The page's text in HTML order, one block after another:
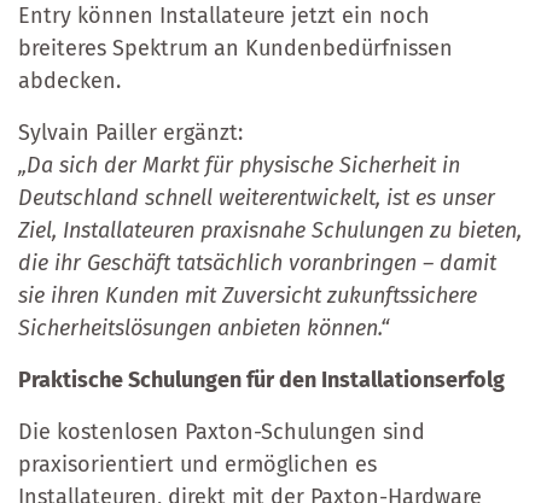
Entry können Installateure jetzt ein noch
breiteres Spektrum an Kundenbedürfnissen
abdecken.
Sylvain Pailler ergänzt:
„Da sich der Markt für physische Sicherheit in
Deutschland schnell weiterentwickelt, ist es unser
Ziel, Installateuren praxisnahe Schulungen zu bieten,
die ihr Geschäft tatsächlich voranbringen – damit
sie ihren Kunden mit Zuversicht zukunftssichere
Sicherheitslösungen anbieten können.“
Praktische Schulungen für den Installationserfolg
Die kostenlosen Paxton-Schulungen sind
praxisorientiert und ermöglichen es
Installateuren, direkt mit der Paxton-Hardware